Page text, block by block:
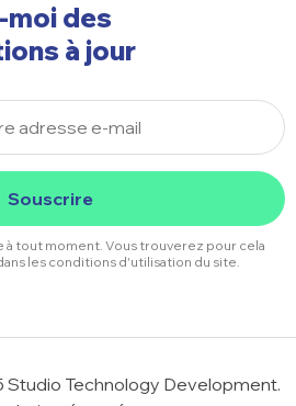
moi des
à jour
Souscrire
à tout moment. Vous trouverez pour cela
les conditions d'utilisation du site.
Technology Development.